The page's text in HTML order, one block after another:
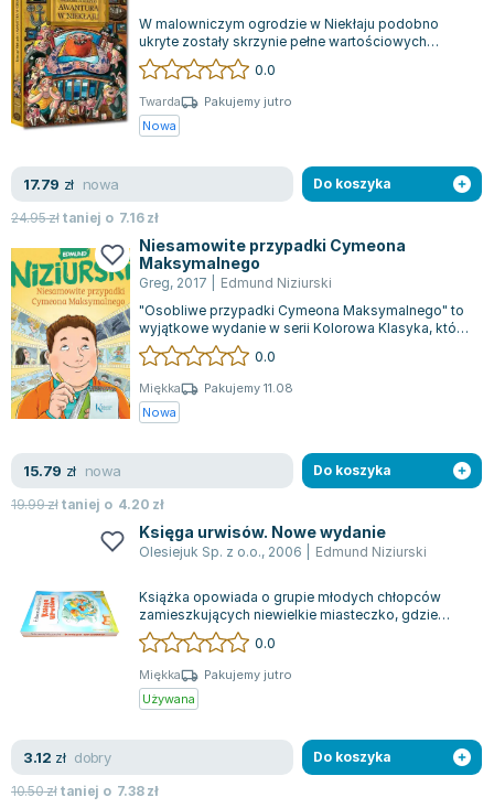
W malowniczym ogrodzie w Niekłaju podobno
ukryte zostały skrzynie pełne wartościowych
skarbów. Kluczem do ich odnalezienia jest wi...
0.0
Twarda
Pakujemy jutro
Nowa
17.79 zł nowa
24.95złtaniej o 7.16zł
Do koszyka
Niesamowite przypadki Cymeona
Maksymalnego
Greg, 2017
Edmund Niziurski
"Osobliwe przypadki Cymeona Maksymalnego" to
wyjątkowe wydanie w serii Kolorowa Klasyka, które
wyróżnia się na rynku dzięki piękny...
0.0
Miękka
Pakujemy 11.08
Nowa
15.79 zł nowa
19.99złtaniej o 4.20 zł
Do koszyka
Księga urwisów. Nowe wydanie
Olesiejuk Sp. z o.o., 2006 Edmund Niziurski
Książka opowiada o grupie młodych chłopców
zamieszkujących niewielkie miasteczko, gdzie
codziennie stają przed różnorodnymi wyzwan...
0.0
Miękka
Pakujemy jutro
Używana
3.12 zł dobry
10.50złtaniej o 7.38zł
Do koszyka